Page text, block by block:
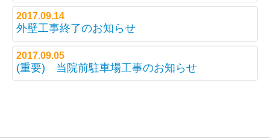
2017.09.14
外壁工事終了のお知らせ
2017.09.05
(重要) 当院前駐車場工事のお知らせ